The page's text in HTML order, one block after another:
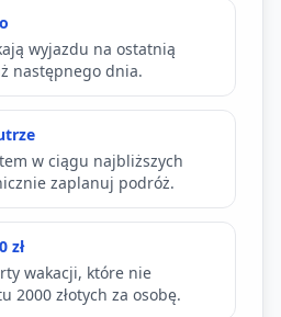
wyjazdu na ostatnią
następnego dnia.
w ciągu najbliższych
zaplanuj podróż.
zł
wakacji, które nie
2000 złotych za osobę.